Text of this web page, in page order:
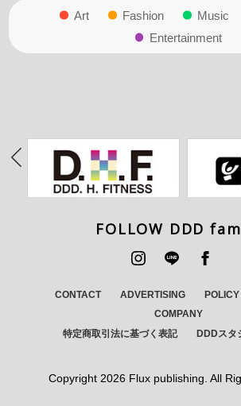
Art Fashion Music
Entertainment
FOLLOW DDD
CONTACT ADVERTISING POLICY
COMPANY
特定商取引法に基づく表記
DDDスタ
Copyright 2026 Flux publishing. All